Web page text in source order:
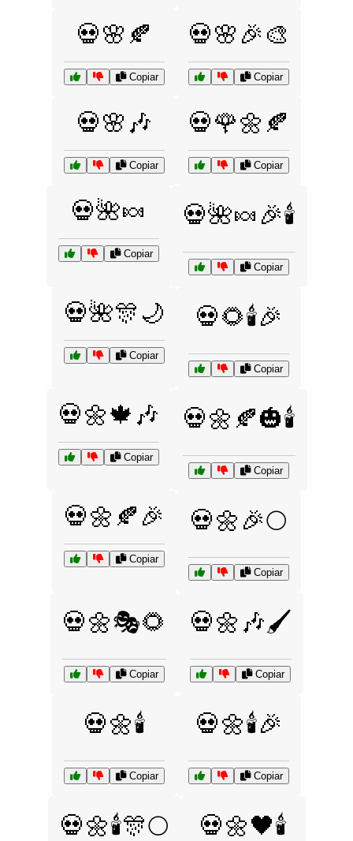
💀🌸🍂
Copiar
💀🌸🎉🎨
Copiar
💀🌸🎶
Copiar
💀🌹🌼🍂
Copiar
💀🌺🍬
Copiar
💀🌺🍬🎉🕯️
Copiar
💀🌺🎊🌙
Copiar
💀🌻🕯️🎉
Copiar
💀🌼🍁🎶
Copiar
💀🌼🍂🎃🕯️
Copiar
💀🌼🍂🎉
Copiar
💀🌼🎉🌕
Copiar
💀🌼🎭🌻
Copiar
💀🌼🎶🖌️
Copiar
💀🌼🕯️
Copiar
💀🌼🕯️🎉
Copiar
💀🌼🕯️🎊🌕 💀🌼🖤🕯️